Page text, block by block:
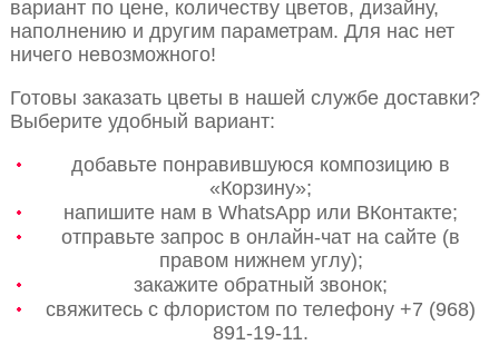
вариант по цене, количеству цветов, дизайну,
наполнению и другим параметрам. Для нас нет
ничего невозможного!
Готовы заказать цветы в нашей службе доставки?
Выберите удобный вариант:
добавьте понравившуюся композицию в
«Корзину»;
напишите нам в WhatsApp или ВКонтакте;
отправьте запрос в онлайн-чат на сайте (в
правом нижнем углу);
закажите обратный звонок;
свяжитесь с флористом по телефону +7 (968)
891-19-11.